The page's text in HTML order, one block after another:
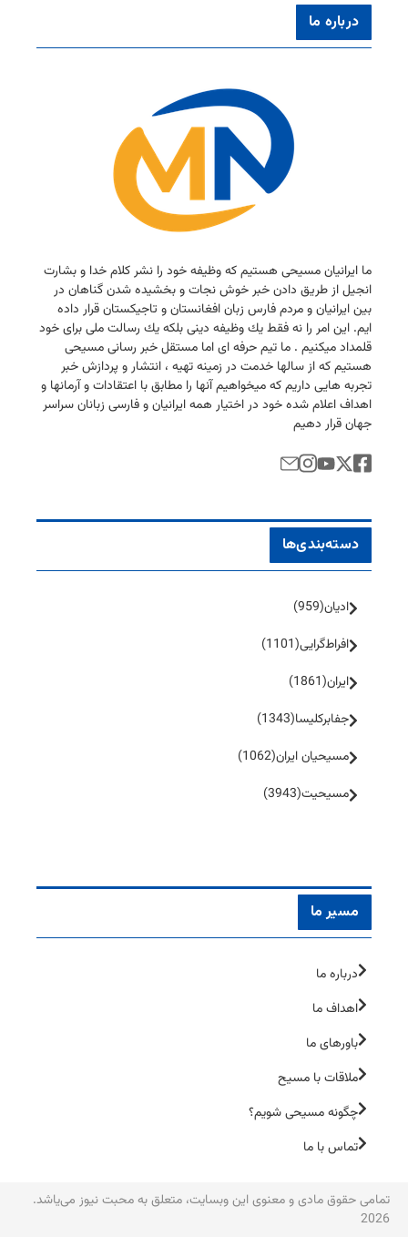
درباره ما
ما ایرانیان مسیحی هستیم كه وظیفه خود را نشر كلام خدا و بشارت
انجیل از طریق دادن خبر خوش نجات و بخشیده شدن گناهان در
بین ایرانیان و مردم فارس زبان افغانستان و تاجیكستان قرار داده
ایم. این امر را نه فقط یك وظیفه دینی بلكه یك رسالت ملی برای خود
قلمداد میكنیم . ما تیم حرفه ای اما مستقل خبر رسانی مسیحی
هستیم كه از سالها خدمت در زمینه تهیه ، انتشار و پردازش خبر
تجربه هایی داریم كه میخواهیم آنها را مطابق با اعتقادات و آرمانها و
اهداف اعلام شده خود در اختیار همه ایرانیان و فارسی زبانان سراسر
جهان قرار دهیم
دسته‌بندی‌ها
ادیان(959)
افراط‌گرایی(1101)
ایران(1861)
جفا‌بر‌کلیسا(1343)
مسیحیان ایران(1062)
مسیحیت(3943)
مسیر ما
درباره ما
اهداف ما
باورهای ما
ملاقات با مسیح
چگونه مسیحی شویم؟
تماس با ما
تمامی حقوق مادی و معنوی این وبسایت، متعلق به محبت نیوز می‌یاشد.
2026